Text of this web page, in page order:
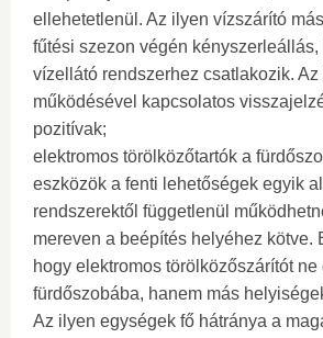
ellehetetlenül. Az ilyen vízszárító
fűtési szezon végén kényszerleállás,
vízellátó rendszerhez csatlakozik.
működésével kapcsolatos
pozitívak;
elektromos törölközőtartók a
eszközök a fenti lehetőségek egyik
rendszerektől függetlenül
mereven a beépítés helyéhez kötve.
hogy elektromos törölközőszárítót ne
fürdőszobába, hanem más
Az ilyen egységek fő hátránya a